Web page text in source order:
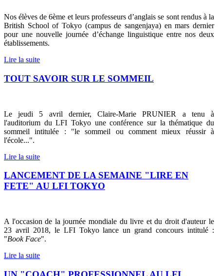
Nos élèves de 6ème et leurs professeurs d’anglais se sont rendus à la
British School of Tokyo (campus de sangenjaya) en mars dernier
pour une nouvelle journée d’échange linguistique entre nos deux
établissements.
Lire la suite
TOUT SAVOIR SUR LE SOMMEIL
Le jeudi 5 avril dernier, Claire-Marie PRUNIER a tenu à
l'auditorium du LFI Tokyo une conférence sur la thématique du
sommeil intitulée : "le sommeil ou comment mieux réussir à
l'école...".
Lire la suite
LANCEMENT DE LA SEMAINE "LIRE EN
FETE" AU LFI TOKYO
A l'occasion de la journée mondiale du livre et du droit d'auteur le
23 avril 2018, le LFI Tokyo lance un grand concours intitulé :
"Book Face".
Lire la suite